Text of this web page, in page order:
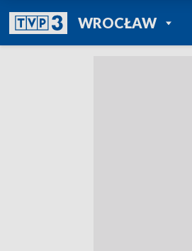
WROCŁAWPOWRÓT DO
TVP REGIONY